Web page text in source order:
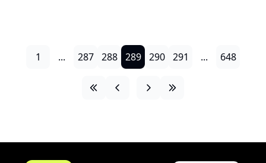
1 ... 287 288 289 290 291 ... 648